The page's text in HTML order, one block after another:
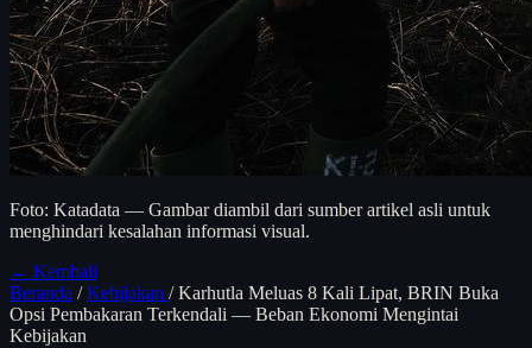
Foto: Katadata — Gambar diambil dari sumber artikel asli untuk
menghindari kesalahan informasi visual.
← Kembali
Beranda / Kebijakan / Karhutla Meluas 8 Kali Lipat, BRIN Buka
Opsi Pembakaran Terkendali — Beban Ekonomi Mengintai
Kebijakan